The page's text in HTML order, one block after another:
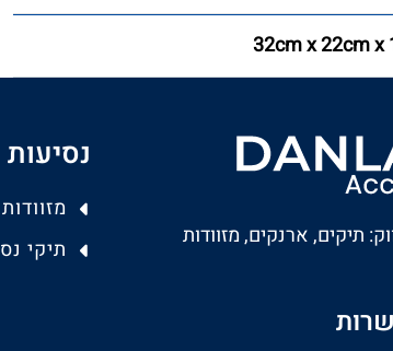
תיקים, ארנקים, מזוודות
נסיעות
מזוודות
תיקי